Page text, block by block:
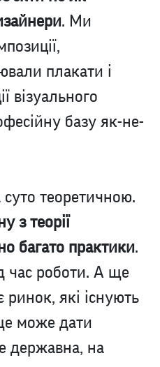
. Ми
плакати і
візуального
базу як-не-
теоретичною.
з теорії
багато практики.
час роботи. А ще
ринок, які існують
може дати
державна, на